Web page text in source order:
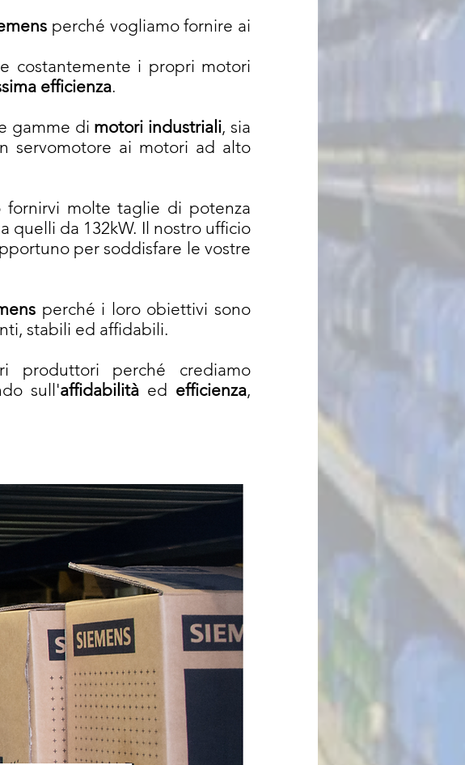
perché vogliamo fornire ai
costantemente i propri motori
efficienza.
gamme di motori industriali, sia
servomotore ai motori ad alto
fornirvi molte taglie di potenza
quelli da 132kW. Il nostro ufficio
per soddisfare le vostre
perché i loro obiettivi sono
stabili ed affidabili.
produttori perché crediamo
sull'affidabilità ed efficienza,